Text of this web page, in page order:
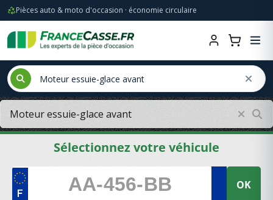
Pièces auto & moto d'occasion · économie circulaire
Sélectionnez votre véhicule
OK